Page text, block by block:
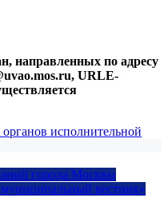
направленных по адресу
URLE-